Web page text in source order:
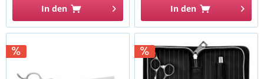
In den In den